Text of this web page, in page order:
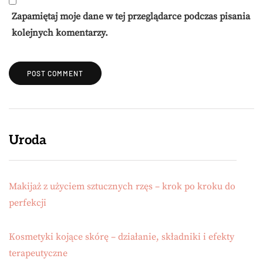
Zapamiętaj moje dane w tej przeglądarce podczas pisania
kolejnych komentarzy.
Uroda
Makijaż z użyciem sztucznych rzęs – krok po kroku do
perfekcji
Kosmetyki kojące skórę – działanie, składniki i efekty
terapeutyczne